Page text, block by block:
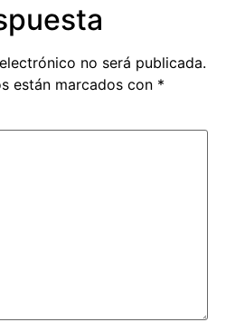
no será publicada.
están marcados con *